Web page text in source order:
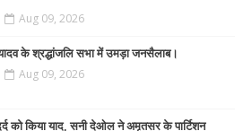
Aug 09, 2026
के श्रद्धांजलि सभा में उमड़ा जनसैलाब।
Aug 09, 2026
को किया याद, सनी देओल ने अमृतसर के पार्टिशन